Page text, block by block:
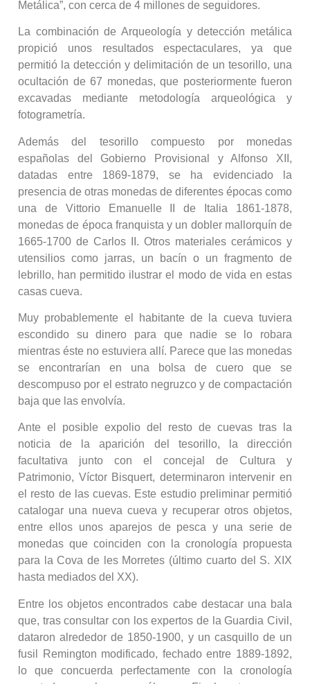
Metálica”, con cerca de 4 millones de seguidores.
La combinación de Arqueología y detección metálica
propició unos resultados espectaculares, ya que
permitió la detección y delimitación de un tesorillo, una
ocultación de 67 monedas, que posteriormente fueron
excavadas mediante metodología arqueológica y
fotogrametría.
Además del tesorillo compuesto por monedas
españolas del Gobierno Provisional y Alfonso XII,
datadas entre 1869-1879, se ha evidenciado la
presencia de otras monedas de diferentes épocas como
una de Vittorio Emanuelle II de Italia 1861-1878,
monedas de época franquista y un dobler mallorquín de
1665-1700 de Carlos II. Otros materiales cerámicos y
utensilios como jarras, un bacín o un fragmento de
lebrillo, han permitido ilustrar el modo de vida en estas
casas cueva.
Muy probablemente el habitante de la cueva tuviera
escondido su dinero para que nadie se lo robara
mientras éste no estuviera allí. Parece que las monedas
se encontrarían en una bolsa de cuero que se
descompuso por el estrato negruzco y de compactación
baja que las envolvía.
Ante el posible expolio del resto de cuevas tras la
noticia de la aparición del tesorillo, la dirección
facultativa junto con el concejal de Cultura y
Patrimonio, Víctor Bisquert, determinaron intervenir en
el resto de las cuevas. Este estudio preliminar permitió
catalogar una nueva cueva y recuperar otros objetos,
entre ellos unos aparejos de pesca y una serie de
monedas que coinciden con la cronología propuesta
para la Cova de les Morretes (último cuarto del S. XIX
hasta mediados del XX).
Entre los objetos encontrados cabe destacar una bala
que, tras consultar con los expertos de la Guardia Civil,
dataron alrededor de 1850-1900, y un casquillo de un
fusil Remington modificado, fechado entre 1889-1892,
lo que concuerda perfectamente con la cronología